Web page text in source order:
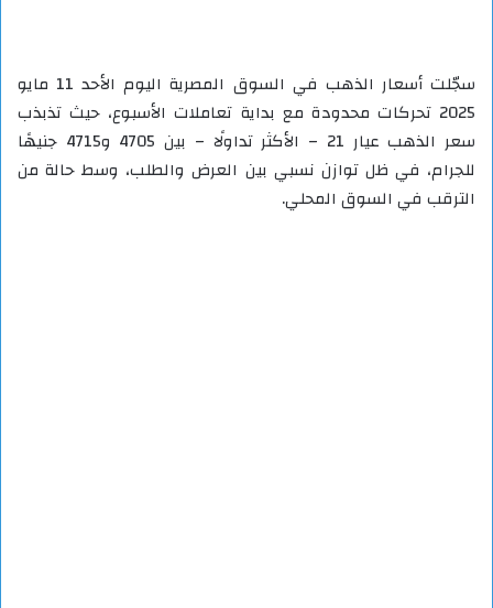
سجّلت أسعار الذهب في السوق المصرية اليوم الأحد 11 مايو
2025 تحركات محدودة مع بداية تعاملات الأسبوع، حيث تذبذب
سعر الذهب عيار 21 – الأكثر تداولًا – بين 4705 و4715 جنيهًا
للجرام، في ظل توازن نسبي بين العرض والطلب، وسط حالة من
الترقب في السوق المحلي.